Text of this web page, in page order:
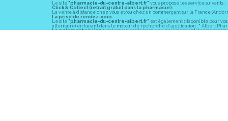
Le site "pharmacie-du-centre-albert.fr" vous propose les service suivants :
Click & Collect (retrait gratuit dans la pharmacie).
La vente à distance chez vous et/ou chez un commerçant sur la France
La prise de rendez-vous.
Le site "pharmacie-du-centre-albert.fr" est également disponible pour vos
ultérieure) en tapant dans le moteur de recherche d' application : " Albert
Le paiement en ligneest assuré par la borne de paiement entièrement